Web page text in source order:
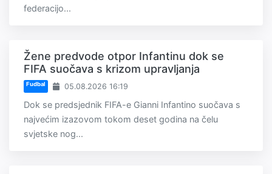
federacijo...
Žene predvode otpor Infantinu dok se
FIFA suočava s krizom upravljanja
Fudbal 05.08.2026 16:19
Dok se predsjednik FIFA-e Gianni Infantino suočava s
najvećim izazovom tokom deset godina na čelu
svjetske nog...